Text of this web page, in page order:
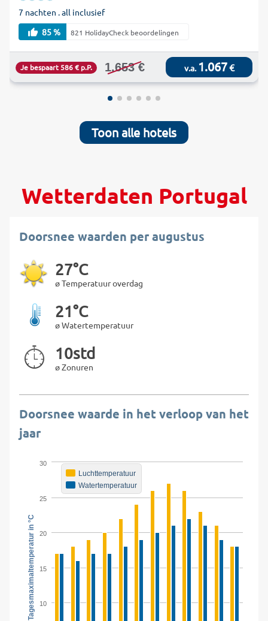
7 nachten . all inclusief
85 %
821 HolidayCheck beoordelingen
1.653 €
Je bespaart 586 € p.P. v.a.1.067€
Toon alle hotels
Wetterdaten Portugal
Doorsnee waarden per augustus
27°C
ø Temperatuur overdag
21°C
ø Watertemperatuur
10std
ø Zonuren
Doorsnee waarde in het verloop van het
jaar
Tagesmaximaltemperatur in °C
Luchttemperatuur
Watertemperatuur
10
15
20
25
30